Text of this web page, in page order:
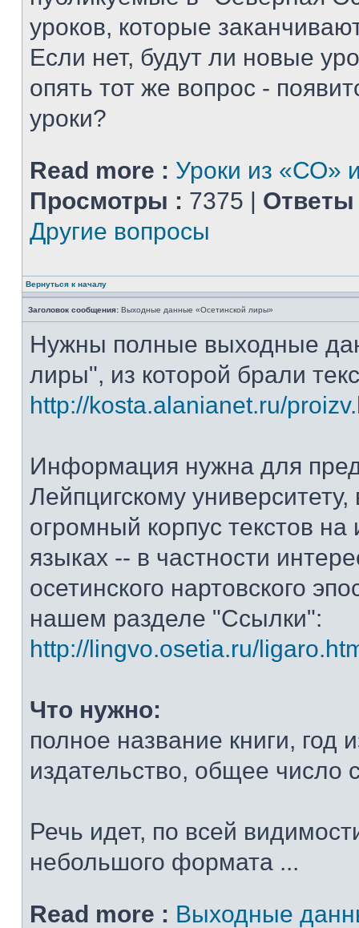
уроков, которые
Если нет, будут ли новые
опять тот же вопрос -
уроки?
Read more : Уроки из «СО»
Просмотры : 7375 | Ответы
Другие вопросы
Вернуться к началу
Заголовок сообщения: Выходные данные «Осетинской лиры»
Нужны полные выходные
лиры", из которой брали
http://kosta.alanianet.ru/
Информация нужна для
Лейпцигскому
огромный корпус текстов на
языках -- в частности
осетинского нартовского
нашем разделе "Ссылки":
http://lingvo.osetia.ru/
Что нужно:
полное название книги, год
издательство, общее число
Речь идет, по всей
небольшого формата ...
Read more : Выходные